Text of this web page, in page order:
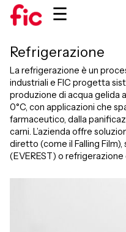
☰
Refrigerazione
La refrigerazione è un
industriali e FIC progetta
produzione di acqua gelida
0°C, con applicazioni che
farmaceutico, dalla
carni. L’azienda offre
diretto (come il Falling
(EVEREST) o refrigerazione